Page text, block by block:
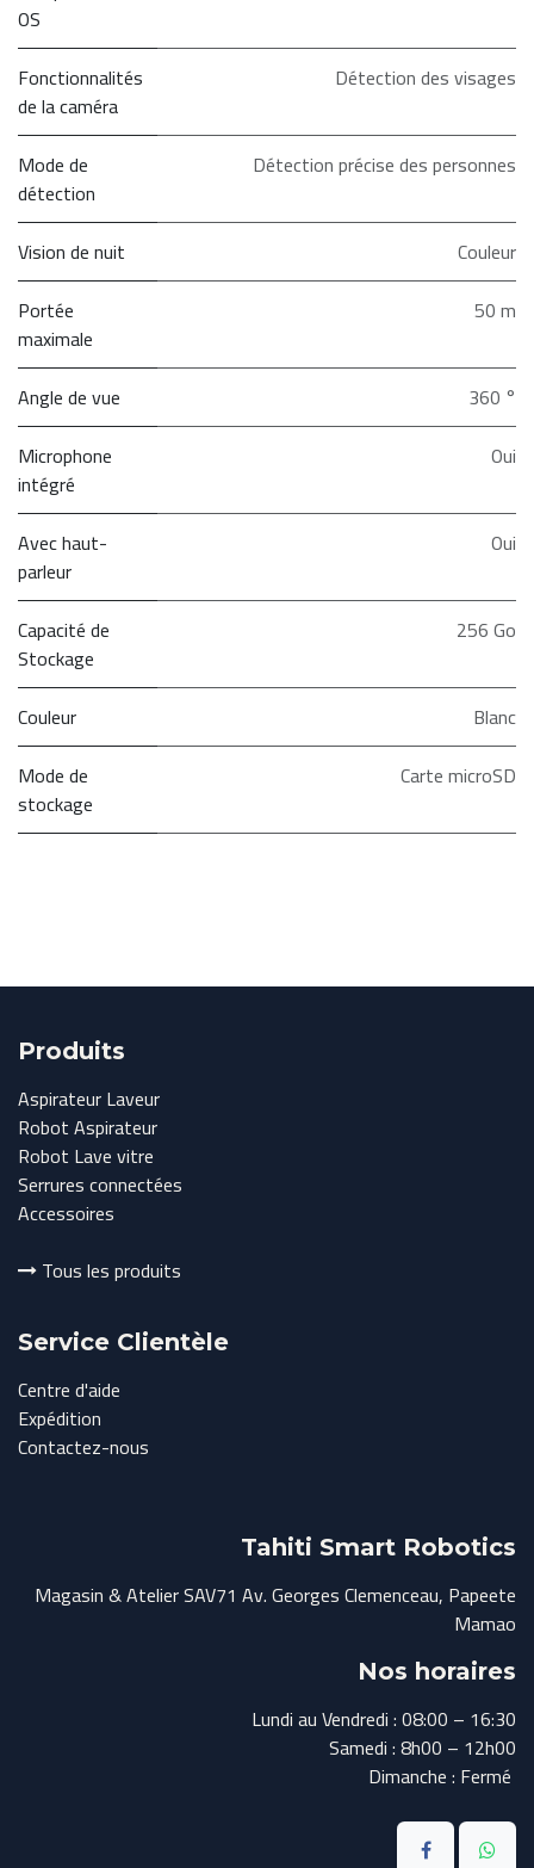
OS
Fonctionnalités
de la caméra
Détection des visages
Mode de
détection
Détection précise des personnes
Vision de nuit
Couleur
Portée
maximale
50 m
Angle de vue
360 °
Microphone
intégré
Oui
Avec haut-
parleur
Oui
Capacité de
Stockage
256 Go
Couleur
Blanc
Mode de
stockage
Carte microSD
Produits
Aspirateur Laveur
Robot Aspirateur
Robot Lave vitre
Serrures connectées
Accessoires
Tous les produits
Service Clientèle
Centre d'aide
Expédition
Contactez-nous
Tahiti Smart Robotics
Magasin & Atelier SAV71 Av. Georges Clemenceau, Papeete
Mamao
Nos horaires
Lundi au Vendredi : 08:00 – 16:30
Samedi : 8h00 – 12h00
Dimanche : Fermé